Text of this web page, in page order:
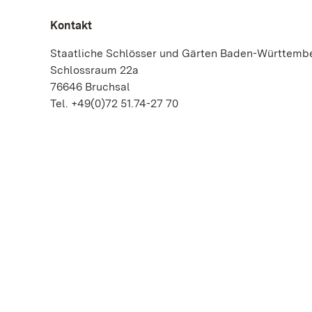
Kontakt
Staatliche Schlösser und Gärten Baden-
Schlossraum 22a
76646 Bruchsal
Tel. +49(0)72 51.74-27 70